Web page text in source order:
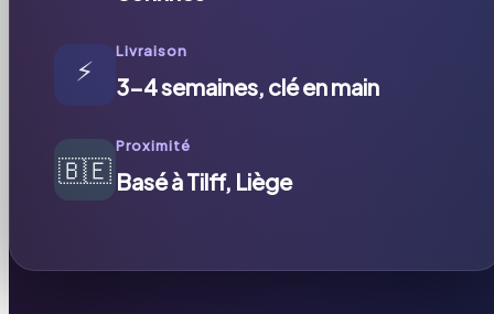
⚡
Livraison
3-4 semaines, clé en main
🇧🇪
Proximité
Basé à Tilff, Liège